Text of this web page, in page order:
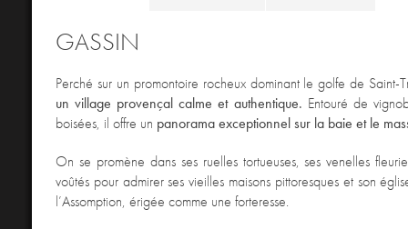
GASSIN
Perché sur un promontoire rocheux dominant le golfe de Saint-
un village provençal calme et authentique. Entouré de
boisées, il offre un panorama exceptionnel sur la baie et le
On se promène dans ses ruelles tortueuses, ses venelles
voûtés pour admirer ses vieilles maisons pittoresques et son
l’Assomption, érigée comme une forteresse.